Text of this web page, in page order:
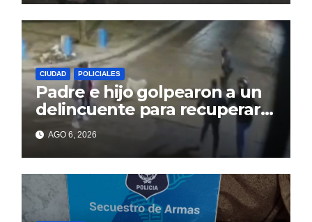
CIUDAD POLICIALES
Padre e hijo golpearon a un
delincuente para recuperar
un celular robado en Berisso
AGO 6, 2026